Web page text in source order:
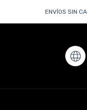
ENVÍOS SIN CARGO EN